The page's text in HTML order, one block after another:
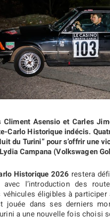
Climent Asensio et Carles
Carlo Historique indécis.
du Turini” pour s’offrir une
Campana (Volkswagen
Historique 2026 restera
l’introduction des
véhicules éligibles à
jouée dans ses derniers
a une nouvelle fois choisi